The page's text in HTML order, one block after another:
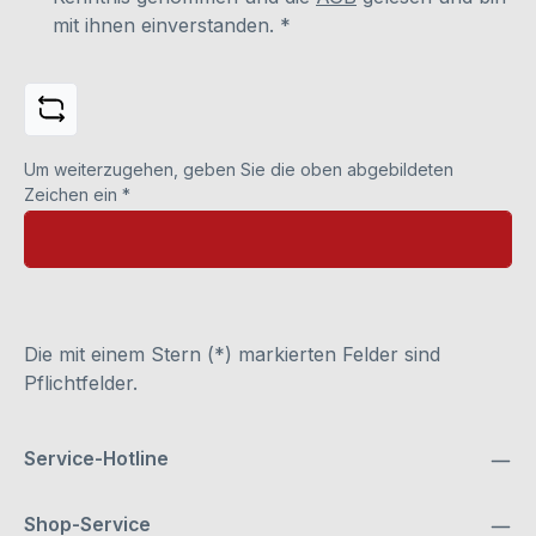
mit ihnen einverstanden. *
Um weiterzugehen, geben Sie die oben abgebildeten
Zeichen ein *
Die mit einem Stern (*) markierten Felder sind
Pflichtfelder.
Service-Hotline
Shop-Service